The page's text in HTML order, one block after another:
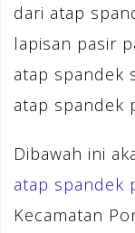
dari atap
lapisan pasir
atap spandek
atap spandek
Dibawah ini
atap spandek
Kecamatan